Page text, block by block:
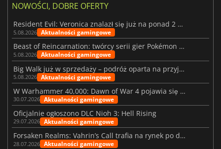
NOWOŚCI, DOBRE OFERTY
Resident Evil: Veronica znalazł się już na ponad 2 milionach list życzeń
5.08.2026 Aktualności gamingowe
Beast of Reincarnation: twórcy serii gier Pokémon wkraczają na nową ścieżkę
5.08.2026 Aktualności gamingowe
Big Walk już w sprzedaży – podróż oparta na przyjaźni
5.08.2026 Aktualności gamingowe
W Warhammer 40,000: Dawn of War 4 pojawia się frakcja Nekronów
30.07.2026 Aktualności gamingowe
Oficjalnie ogłoszono DLC Nioh 3: Hell Rising
29.07.2026 Aktualności gamingowe
Forsaken Realms: Vahrin’s Call trafia na rynek po dziesięciu latach prac
28.07.2026 Aktualności gamingowe